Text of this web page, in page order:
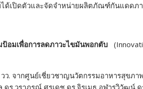
ได้เปิดตัวและจัดจำหน่ายผลิตภัณฑ์กันแดดภ
อมเพื่อการลดภาวะไขมันพอกตับ
ว. จากศูนย์เชี่ยวชาญนวัตกรรมอาหารสุข
ร.วราภรณ์ ศรเดช ดร.จิรเมธ อุฬารวิวัฒน์